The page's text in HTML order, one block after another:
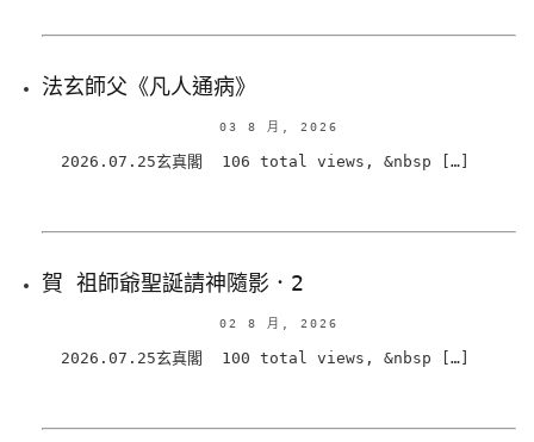
法玄師父《凡人通病》
03 8 月, 2026
2026.07.25玄真閣 106 total views, &nbsp […]
賀 祖師爺聖誕請神隨影．2
02 8 月, 2026
2026.07.25玄真閣 100 total views, &nbsp […]